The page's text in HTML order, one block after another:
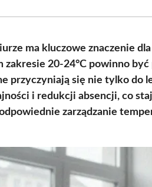
ma kluczowe znaczenie
zakresie 20-24°C powinno
przyczyniają się nie tylko do
i redukcji absencji, co
zarządzanie